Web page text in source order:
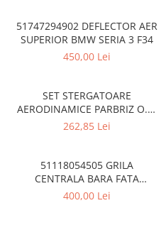
51747294902 DEFLECTOR AER
SUPERIOR BMW SERIA 3 F34
450,00 Lei
SET STERGATOARE
AERODINAMICE PARBRIZ O.E.
61615A43585 - BMW Seria 3
262,85 Lei
51118054505 GRILA
CENTRALA BARA FATA
ACC/DISTRONIC BMW
400,00 Lei